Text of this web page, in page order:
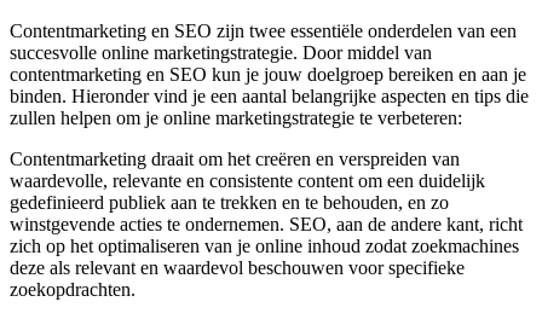
Contentmarketing en SEO zijn twee essentiële onderdelen van een
succesvolle online marketingstrategie. Door middel van
contentmarketing en SEO kun je jouw doelgroep bereiken en aan je
binden. Hieronder vind je een aantal belangrijke aspecten en tips die
zullen helpen om je online marketingstrategie te verbeteren:
Contentmarketing draait om het creëren en verspreiden van
waardevolle, relevante en consistente content om een duidelijk
gedefinieerd publiek aan te trekken en te behouden, en zo
winstgevende acties te ondernemen. SEO, aan de andere kant, richt
zich op het optimaliseren van je online inhoud zodat zoekmachines
deze als relevant en waardevol beschouwen voor specifieke
zoekopdrachten.